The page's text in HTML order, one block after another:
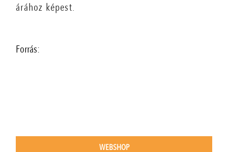
árához képest.
Forrás:
WEBSHOP